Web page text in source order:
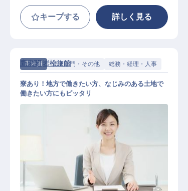
キープする 詳しく見る
正社員 管理部門・その他 総務・経理・人事
鷹泉閣 岩松旅館
寮あり！地方で働きたい方、なじみのある土地で
働きたい方にもピッタリ